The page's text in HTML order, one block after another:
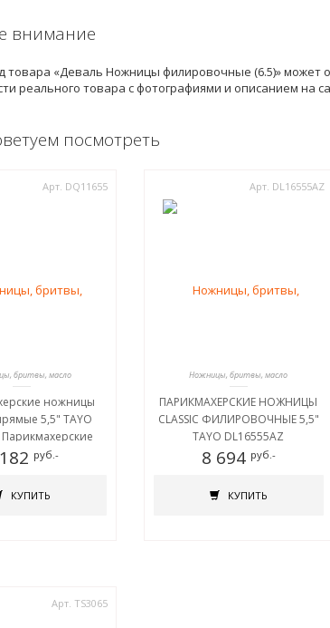
внимание
товара «Деваль Ножницы филировочные (6.5)» может
реального товара с фотографиями и описанием на
посмотреть
Арт. DQ11655
бритвы, масло
ножницы
5,5" TAYO
прямые 5,5"
НОЖНИЦЫ
ПРЯМЫЕ 5,5" TAYO
руб.-
КУПИТЬ
Арт. DL16555AZ
Ножницы, бритвы, масло
ПАРИКМАХЕРСКИЕ НОЖНИЦЫ
CLASSIC ФИЛИРОВОЧНЫЕ 5,5"
TAYO DL16555AZ
8 694 руб.-
КУПИТЬ
Арт. TS3065